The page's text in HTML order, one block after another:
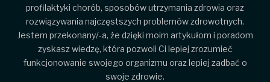
profilaktyki chorób, sposobów utrzymania zdrowia oraz
rozwiązywania najczęstszych problemów zdrowotnych.
Jestem przekonany/-a, że dzięki moim artykułom i poradom
zyskasz wiedzę, która pozwoli Ci lepiej zrozumieć
funkcjonowanie swojego organizmu oraz lepiej zadbać o
swoje zdrowie.